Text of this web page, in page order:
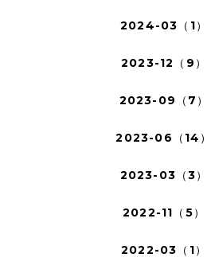
2024-03（1）
2023-12（9）
2023-09（7）
2023-06（14）
2023-03（3）
2022-11（5）
2022-03（1）